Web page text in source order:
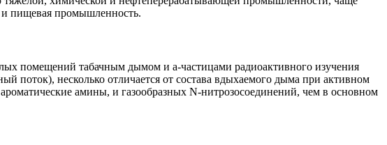
и пищевая промышленность.
помещений табачным дымом и а-частицами радиоактивного изучения
поток), несколько отличается от состава вдыхаемого дыма при активном
амины, и газообразных N-нитрозосоединений, чем в основном